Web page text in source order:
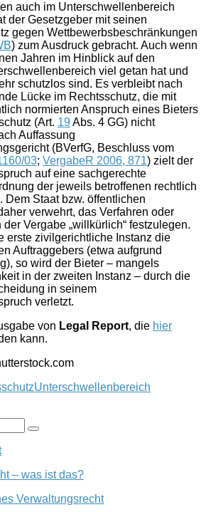
auch im Unterschwellenbereich
der Gesetzgeber mit seinen
gegen Wettbewerbsbeschränkungen
) zum Ausdruck gebracht. Auch wenn
Jahren im Hinblick auf den
viel getan hat und
schutzlos sind. Es verbleibt nach
Lücke im Rechtsschutz, die mit
normierten Anspruch eines Bieters
(Art. 19Abs. 4 GG) nicht
Auffassung
(BVerfG, Beschluss vom
03; VergabeR 2006, 871) zielt der
auf eine sachgerechte
der jeweils betroffenen rechtlich
Dem Staat bzw. öffentlichen
verwehrt, das Verfahren oder
Vergabe „willkürlich“ festzulegen.
erste zivilgerichtliche Instanz die
Auftraggebers (etwa aufgrund
so wird der Bieter – mangels
in der zweiten Instanz – durch die
in seinem
verletzt.
von Legal Report, die hier
kann.
Unterschwellenbereich
– was ist das?
Verwaltungsrecht